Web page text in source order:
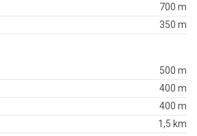
700 m
350 m
500 m
400 m
400 m
1,5 km